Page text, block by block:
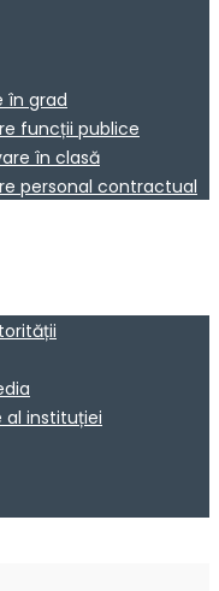
în grad
funcții publice
în clasă
personal contractual
al instituției